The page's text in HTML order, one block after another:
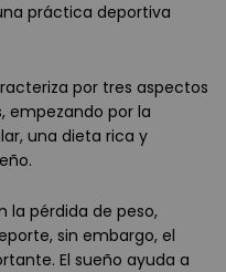
práctica deportiva
por tres aspectos
empezando por la
una dieta rica y
la pérdida de peso,
sin embargo, el
El sueño ayuda a